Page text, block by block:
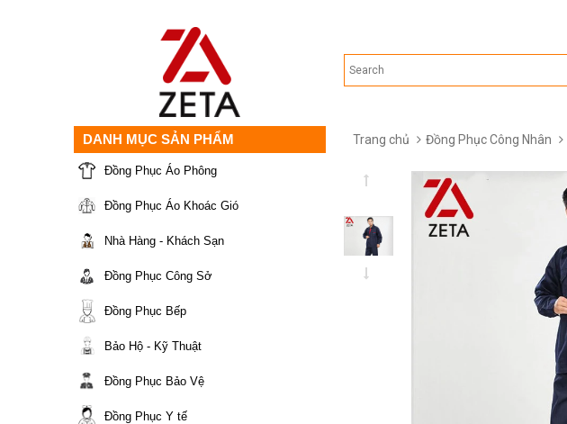
DANH MỤC SẢN PHẨM
Đồng Phục Áo Phông
Đồng Phục Áo Khoác Gió
Nhà Hàng - Khách Sạn
Đồng Phục Công Sở
Đồng Phục Bếp
Bảo Hộ - Kỹ Thuật
Đồng Phục Bảo Vệ
Đồng Phục Y tế
Trang chủ Đồng Phục Công Nhân